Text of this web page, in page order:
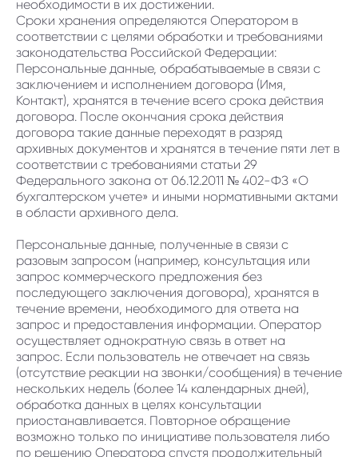
необходимости в их достижении.
Сроки хранения определяются Оператором в
соответствии с целями обработки и требованиями
законодательства Российской Федерации:
Персональные данные, обрабатываемые в связи с
заключением и исполнением договора (Имя,
Контакт), хранятся в течение всего срока действия
договора. После окончания срока действия
договора такие данные переходят в разряд
архивных документов и хранятся в течение пяти лет в
соответствии с требованиями статьи 29
Федерального закона от 06.12.2011 № 402-ФЗ «О
бухгалтерском учете» и иными нормативными актами
в области архивного дела.
Персональные данные, полученные в связи с
разовым запросом (например, консультация или
запрос коммерческого предложения без
последующего заключения договора), хранятся в
течение времени, необходимого для ответа на
запрос и предоставления информации. Оператор
осуществляет однократную связь в ответ на
запрос. Если пользователь не отвечает на связь
(отсутствие реакции на звонки/сообщения) в течение
нескольких недель (более 14 календарных дней),
обработка данных в целях консультации
приостанавливается. Повторное обращение
возможно только по инициативе пользователя либо
по решению Оператора спустя продолжительный